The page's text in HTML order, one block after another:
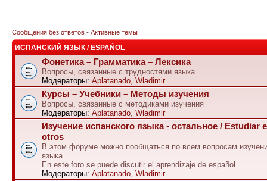
Сообщения без ответов • Активные темы
ИСПАНСКИЙ ЯЗЫК / ESPAÑOL
Фонетика – Грамматика – Лексика
Вопросы, связанные с трудностями языка.
Модераторы: Aplatanado, Wladimir
Курсы – Учебники – Методы изучения
Вопросы, связанные с методиками изучения
Модераторы: Aplatanado, Wladimir
Изучение испанского языка - остальное / Estudiar
otros
В этом форуме можно пообщаться по всем вопросам
языка.
En este foro se puede discutir el aprendizaje de español
Модераторы: Aplatanado, Wladimir